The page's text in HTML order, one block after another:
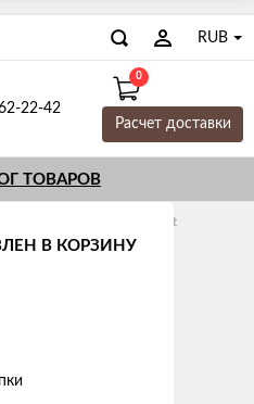
RUB
22-42
0
Расчет доставки
ТОВАРОВ
Stout
Stout
В КОРЗИНУ